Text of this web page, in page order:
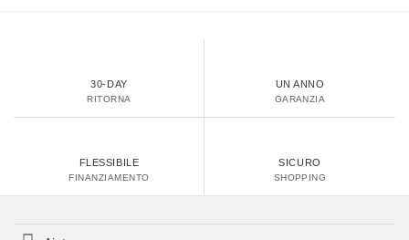
30-DAY
RITORNA
UN ANNO
GARANZIA
FLESSIBILE
FINANZIAMENTO
SICURO
SHOPPING